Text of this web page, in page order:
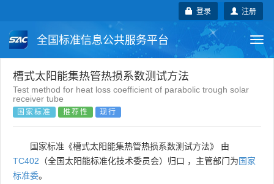
注册
登录
全国标准信息公共服务平台
国家标准 行业标准
团体标准
槽式太阳能集热管热损系数测试方法
Test method for heat loss coefficient of parabolic trough solar
receiver tube
国家标准 推荐性 现行
国家标准《槽式太阳能集热管热损系数测试方法》 由
TC402 （全国太阳能标准化技术委员会）归口 ，主管部门为国家
标准委。